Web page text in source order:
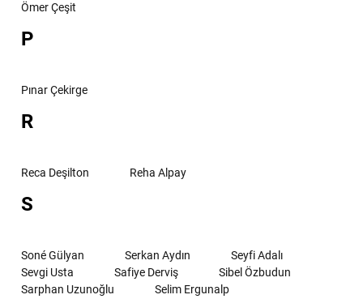
Ömer Çeşit
P
Pınar Çekirge
R
Reca Deşilton Reha Alpay
S
Soné Gülyan Serkan Aydın
Seyfi Adalı
Sevgi Usta
Safiye Derviş
Sibel Özbudun
Sarphan Uzunoğlu
Selim Ergunalp